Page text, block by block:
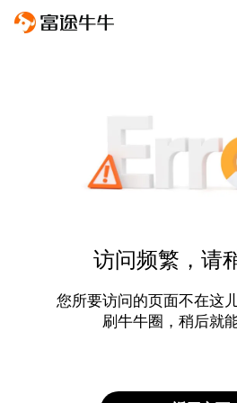
访问频繁，请
您所要访问的页面不在这
刷牛牛圈，稍后就